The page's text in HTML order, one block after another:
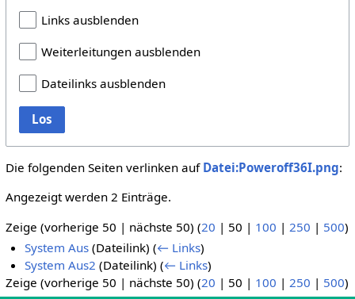
Links ausblenden
Weiterleitungen ausblenden
Dateilinks ausblenden
Los
Die folgenden Seiten verlinken auf Datei:Poweroff36I.png:
Angezeigt werden 2 Einträge.
Zeige (vorherige 50 | nächste 50) (20 | 50 | 100 | 250 | 500)
System Aus (Dateilink)(← Links)
System Aus2 (Dateilink)(← Links)
Zeige (vorherige 50 | nächste 50) (20 | 50 | 100 | 250 | 500)